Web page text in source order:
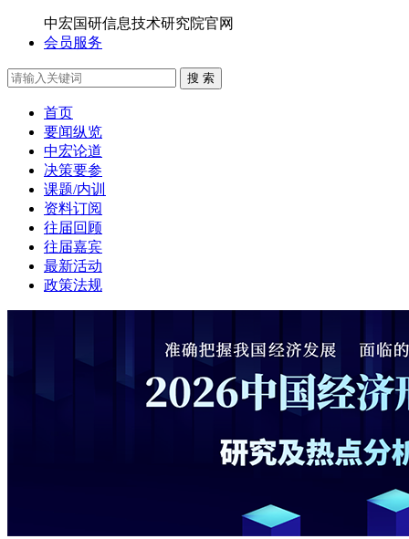
中宏国研信息技术研究院官网
会员服务
搜 索
首页
要闻纵览
中宏论道
决策要参
课题/内训
资料订阅
往届回顾
往届嘉宾
最新活动
政策法规